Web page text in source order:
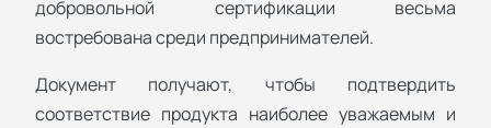
добровольной сертификации весьма
востребована среди предпринимателей.
Документ получают, чтобы подтвердить
соответствие продукта наиболее уважаемым и